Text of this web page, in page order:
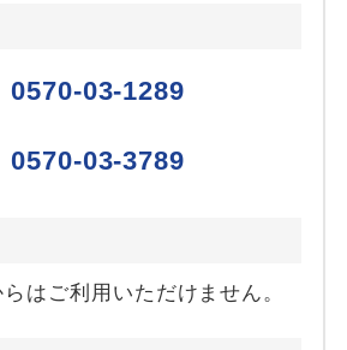
0570-03-1289
0570-03-3789
はご利用いただけません。